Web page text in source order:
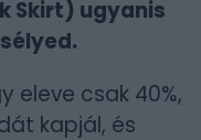
Skirt) ugyanis
eleve csak 40%,
kapjál, és